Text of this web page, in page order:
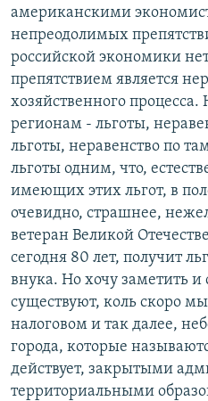
американскими
непреодолимых
российской экономики
препятствием является
хозяйственного процесса.
регионам - льготы,
льготы, неравенство по
льготы одним, что,
имеющих этих льгот, в
очевидно, страшнее,
ветеран Великой
сегодня 80 лет, получит
внука. Но хочу заметить
существуют, коль скоро
налоговом и так далее,
города, которые
действует, закрытыми
территориальными